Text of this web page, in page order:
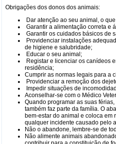
Obrigações dos donos dos animais:
Dar atenção ao seu animal, o
Garantir a alimentação correta e
Garantir os cuidados básicos de
Providenciar instalações
de higiene e salubridade;
Educar o seu animal;
Registar e licenciar os canídeos
residência;
Cumprir as normas legais para a
Providenciar a remoção dos
Impedir situações de
Aconselhar-se com o Médico
Quando programar as suas
também faz parte da família. O
bem-estar do animal e coloca em
qualquer incidente causado pelo
Não o abandone, lembre-se de
Não alimente animais